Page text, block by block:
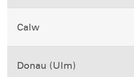
Calw
Donau (Ulm)